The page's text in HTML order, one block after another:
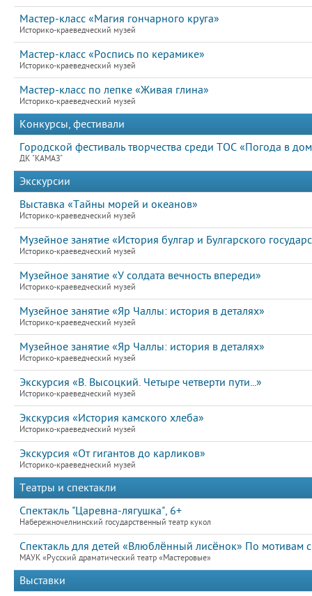
Мастер-класс «Магия гончарного круга»
Историко-краеведческий музей
Мастер-класс «Роспись по керамике»
Историко-краеведческий музей
Мастер-класс по лепке «Живая глина»
Историко-краеведческий музей
Конкурсы, фестивали
Городской фестиваль творчества среди ТОС «Погода в
ДК "КАМАЗ"
Экскурсии
Выставка «Тайны морей и океанов»
Историко-краеведческий музей
Музейное занятие «История булгар и Булгарского
Историко-краеведческий музей
Музейное занятие «У солдата вечность впереди»
Историко-краеведческий музей
Музейное занятие «Яр Чаллы: история в деталях»
Историко-краеведческий музей
Музейное занятие «Яр Чаллы: история в деталях»
Историко-краеведческий музей
Экскурсия «В. Высоцкий. Четыре четверти пути...»
Историко-краеведческий музей
Экскурсия «История камского хлеба»
Историко-краеведческий музей
Экскурсия «От гигантов до карликов»
Историко-краеведческий музей
Театры и спектакли
Спектакль "Царевна-лягушка", 6+
Набережночелнинский государственный театр кукол
Спектакль для детей «Влюблённый лисёнок» По мотивам
МАУК «Русский драматический театр «Мастеровые»
Выставки